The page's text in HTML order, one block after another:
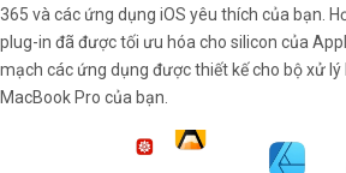
365 và các ứng dụng iOS yêu thích của bạn.
plug-in đã được tối ưu hóa cho silicon của
mạch các ứng dụng được thiết kế cho bộ xử
MacBook Pro của bạn.